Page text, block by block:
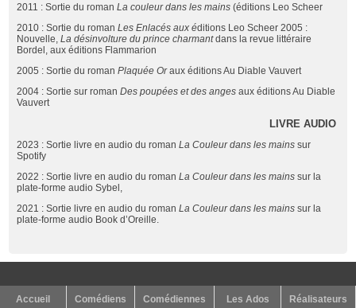
2011 : Sortie du romanLa couleur dans les mains(éditions Leo Scheer
2010 : Sortie du romanLes Enlacés aux éditions Leo Scheer 2005 :
Nouvelle,La désinvolture du prince charmantdans la revue littéraire
Bordel, aux éditions Flammarion
2005 : Sortie du romanPlaquée Oraux éditions Au Diable Vauvert
2004 : Sortie sur romanDes poupées et des angesaux éditions Au Diable
Vauvert
LIVRE AUDIO
2023 : Sortie livre en audio du romanLa Couleur dans les mainssur
Spotify
2022 : Sortie livre en audio du romanLa Couleur dans les mainssur la
plate-forme audio Sybel,
2021 : Sortie livre en audio du romanLa Couleur dans les mainssur la
plate-forme audio Book d’Oreille.
Accueil Comédiens Comédiennes Les Ados Réalisateurs